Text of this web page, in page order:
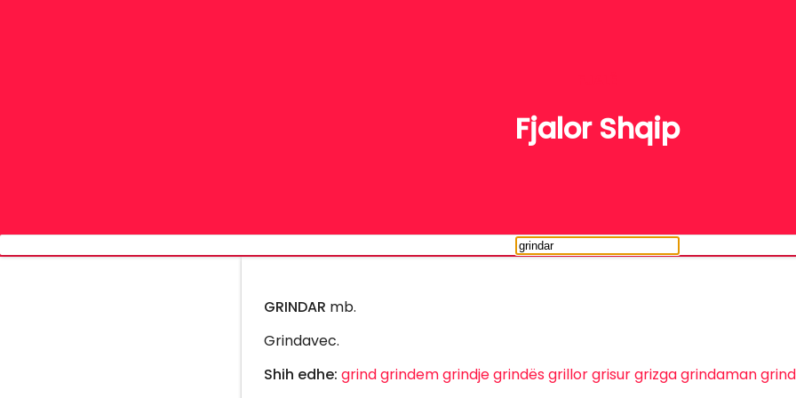
Fjalor Shqip
GRINDAR mb.
Grindavec.
Shih edhe: grindgrindemgrindjegrindësgrillorgrisurgrizgagrindaman